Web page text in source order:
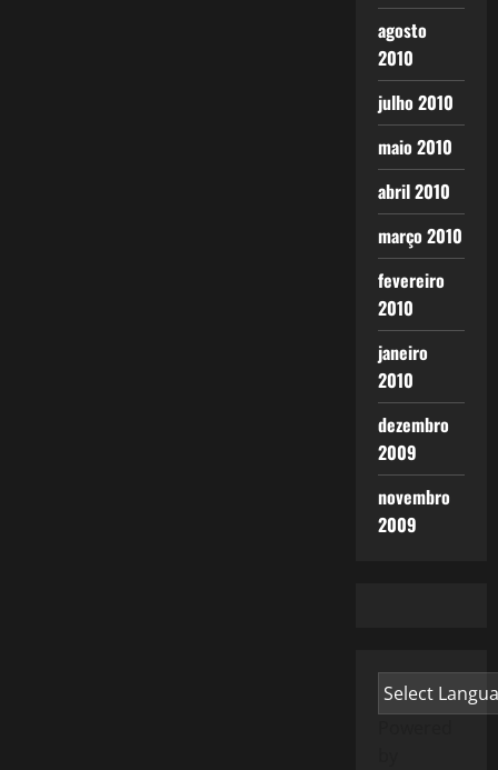
agosto
2010
julho 2010
maio 2010
abril 2010
março 2010
fevereiro
2010
janeiro
2010
dezembro
2009
novembro
2009